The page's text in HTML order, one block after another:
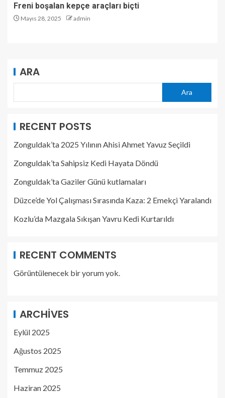
Freni boşalan kepçe araçları biçti
Mayıs 28, 2025 admin
ARA
Ara
RECENT POSTS
Zonguldak’ta 2025 Yılının Ahisi Ahmet Yavuz Seçildi
Zonguldak’ta Sahipsiz Kedi Hayata Döndü
Zonguldak’ta Gaziler Günü kutlamaları
Düzce’de Yol Çalışması Sırasında Kaza: 2 Emekçi Yaralandı
Kozlu’da Mazgala Sıkışan Yavru Kedi Kurtarıldı
RECENT COMMENTS
Görüntülenecek bir yorum yok.
ARCHIVES
Eylül 2025
Ağustos 2025
Temmuz 2025
Haziran 2025